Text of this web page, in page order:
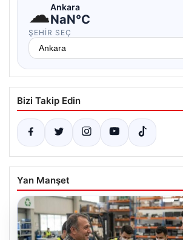
☁Ankara
NaN°C
ŞEHIR SEÇ
Bizi Takip Edin
Yan Manşet